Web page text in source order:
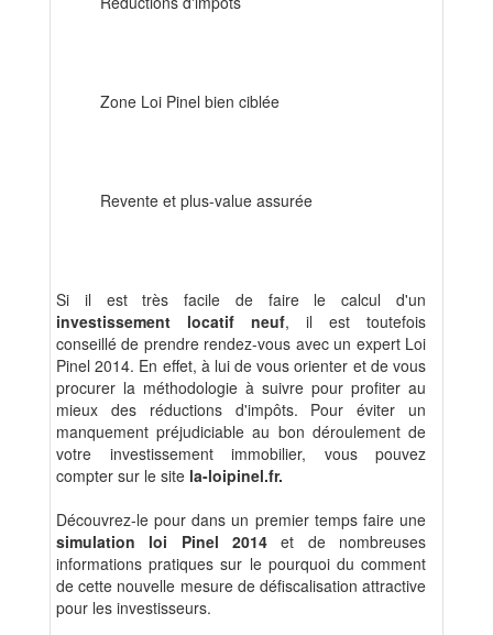
Zone Loi Pinel bien ciblée
Revente et plus-value assurée
Si il est très facile de faire le calcul d'un
investissement locatif neuf, il est toutefois
conseillé de prendre rendez-vous avec un expert Loi
Pinel 2014. En effet, à lui de vous orienter et de vous
procurer la méthodologie à suivre pour profiter au
mieux des réductions d'impôts. Pour éviter un
manquement préjudiciable au bon déroulement de
votre investissement immobilier, vous pouvez
compter sur le site la-loipinel.fr.
Découvrez-le pour dans un premier temps faire une
simulation loi Pinel 2014 et de nombreuses
informations pratiques sur le pourquoi du comment
de cette nouvelle mesure de défiscalisation attractive
pour les investisseurs.